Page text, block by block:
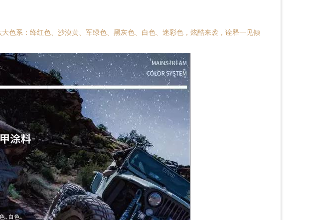
系：绛红色、沙漠黄、军绿色、黑灰色、白色、迷彩色，炫酷来袭，诠释一见倾